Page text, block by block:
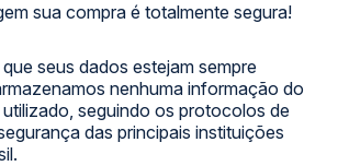
sua compra é totalmente segura!
seus dados estejam sempre
nenhuma informação do
seguindo os protocolos de
das principais instituições